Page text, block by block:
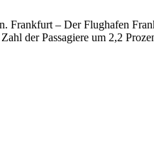
Frankfurt – Der Flughafen
der Passagiere um 2,2